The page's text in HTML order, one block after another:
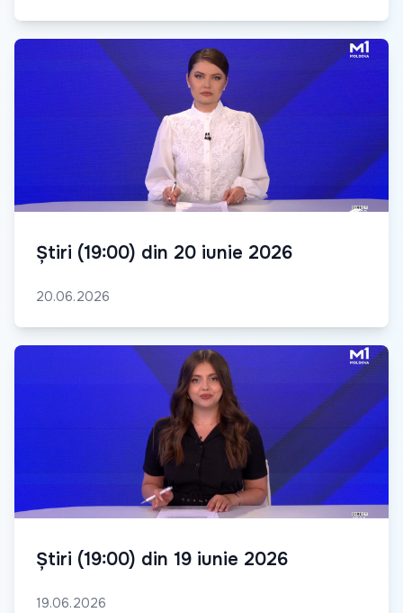
Știri (19:00) din 20 iunie 2026
20.06.2026
Știri (19:00) din 19 iunie 2026
19.06.2026